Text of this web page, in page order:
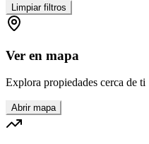
Limpiar filtros
Ver en mapa
Explora propiedades cerca de ti
Abrir mapa